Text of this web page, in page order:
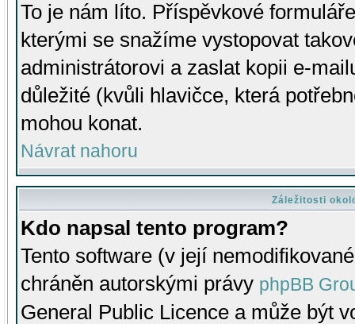
To je nám líto. Příspěvkové
kterými se snažíme vystopovat
administrátorovi a zaslat kopii e-
důležité (kvůli hlavičce, která
mohou konat.
Návrat nahoru
Záležitosti
Kdo napsal tento program?
Tento software (v její
chráněn autorskými právy phpBB
General Public Licence a může být